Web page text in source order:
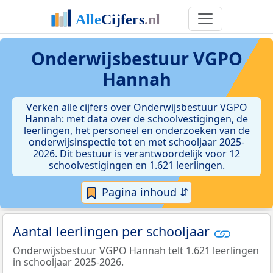
Onderwijsbestuur VGPO
Hannah
Verken alle cijfers over Onderwijsbestuur VGPO
Hannah: met data over de schoolvestigingen, de
leerlingen, het personeel en onderzoeken van de
onderwijsinspectie tot en met schooljaar 2025-
2026. Dit bestuur is verantwoordelijk voor 12
schoolvestigingen en 1.621 leerlingen.
Pagina inhoud ⇵
Aantal leerlingen per schooljaar
Onderwijsbestuur VGPO Hannah telt 1.621 leerlingen
in schooljaar 2025-2026.